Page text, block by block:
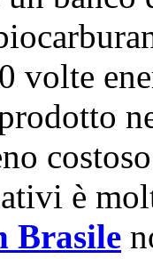
volte
è
Brasile